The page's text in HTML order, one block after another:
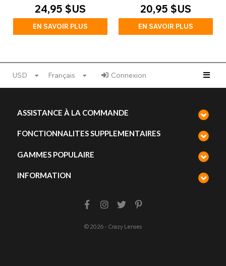
24,95 $US
EN SAVOIR PLUS
20,95 $US
EN SAVOIR PLUS
USD Français Connexion
ASSISTANCE À LA COMMANDE
FONCTIONNALITES SUPPLEMENTAIRES
GAMMES POPULAIRE
INFORMATION
© 2026 - Crazy Lenses